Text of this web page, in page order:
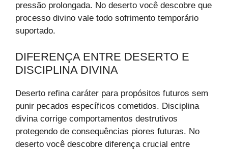
pressão prolongada. No deserto você descobre que
processo divino vale todo sofrimento temporário
suportado.
DIFERENÇA ENTRE DESERTO E
DISCIPLINA DIVINA
Deserto refina caráter para propósitos futuros sem
punir pecados específicos cometidos. Disciplina
divina corrige comportamentos destrutivos
protegendo de consequências piores futuras. No
deserto você descobre diferença crucial entre